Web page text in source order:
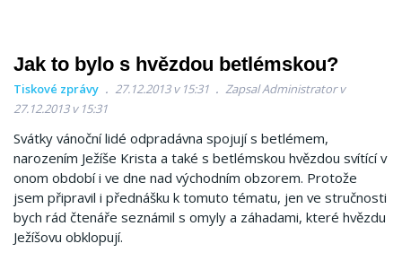
Jak to bylo s hvězdou betlémskou?
Tiskové zprávy 27.12.2013 v 15:31
Zapsal Administrator v
27.12.2013 v 15:31
Svátky vánoční lidé odpradávna spojují s betlémem,
narozením Ježíše Krista a také s betlémskou hvězdou svítící v
onom období i ve dne nad východním obzorem. Protože
jsem připravil i přednášku k tomuto tématu, jen ve stručnosti
bych rád čtenáře seznámil s omyly a záhadami, které hvězdu
Ježíšovu obklopují.